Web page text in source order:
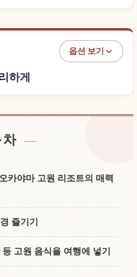
옵션 보기
하게
숙소 찾기
체험 찾기↗
차
카야마 고원 리조트의 매력
즐기기
고원 음식을 여행에 넣기